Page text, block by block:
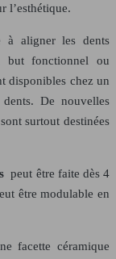
l’esthétique.
à aligner les dents
but fonctionnel ou
disponibles chez un
De nouvelles
surtout destinées
peut être faite dès 4
être modulable en
facette céramique